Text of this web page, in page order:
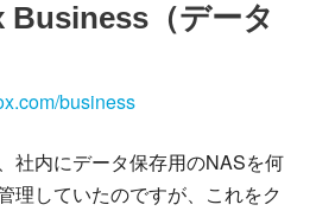
Business（データ
business
社内にデータ保存用のNASを何
理していたのですが、これをク